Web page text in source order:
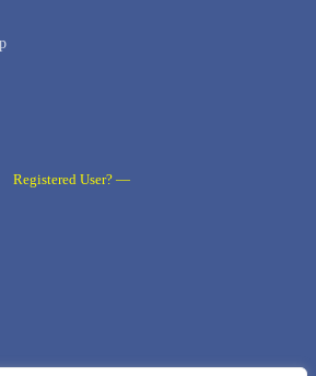
Registered User? —